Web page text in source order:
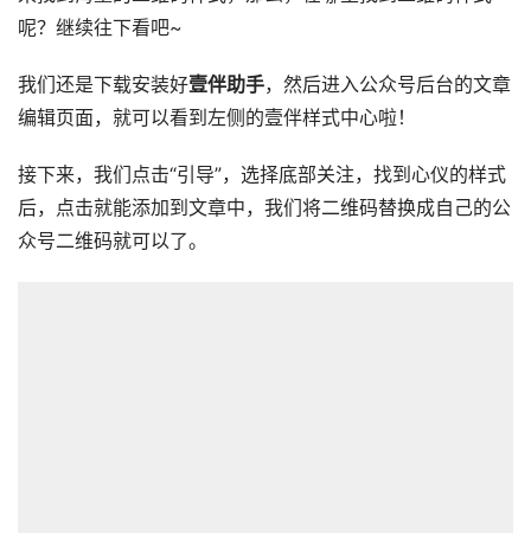
呢？继续往下看吧~
我们还是下载安装好壹伴助手，然后进入公众号后台的文章
编辑页面，就可以看到左侧的壹伴样式中心啦！
接下来，我们点击“引导”，选择底部关注，找到心仪的样式
后，点击就能添加到文章中，我们将二维码替换成自己的公
众号二维码就可以了。